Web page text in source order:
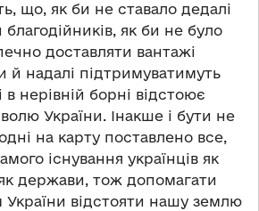
що, як би не ставало дедалі
як би не було
доставляти вантажі
й надалі підтримуватимуть
в нерівній борні відстоює
України. Інакше і бути не
на карту поставлено все,
існування українців як
як держави, тож допомагати
відстояти нашу землю